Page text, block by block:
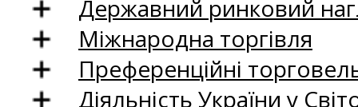
Державний ринковий
Міжнародна торгівля
Преференційні
Діяльність України у